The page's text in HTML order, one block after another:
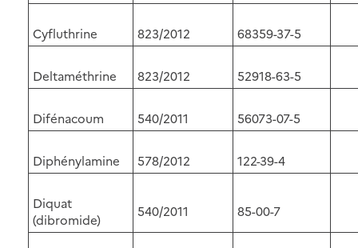
Cyfluthrine 823/2012 68359-37-5
Deltaméthrine 823/2012 52918-63-5
Difénacoum 540/2011 56073-07-5
Diphénylamine 578/2012 122-39-4
Diquat
(dibromide)
540/2011 85-00-7